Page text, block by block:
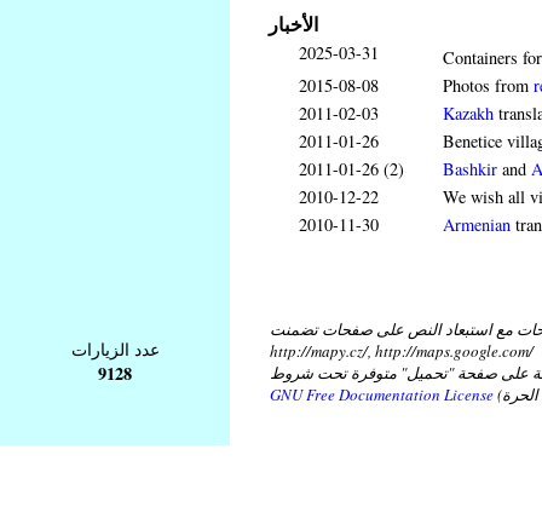
الأخبار
2025-03-31
Containers
2015-08-08
Photos from
2011-02-03
Kazakh
2011-01-26
Benetice
2011-01-26 (2)
Bashkir and
2010-12-22
We wish all
2010-11-30
Armenian
عدد الزيارات
9128
مع استبعاد النص على صفحات تضمنت
http://mapy.cz/, http://maps.google.com/
على صفحة "تحميل" متوفرة تحت شروط
GNU Free Documentation License